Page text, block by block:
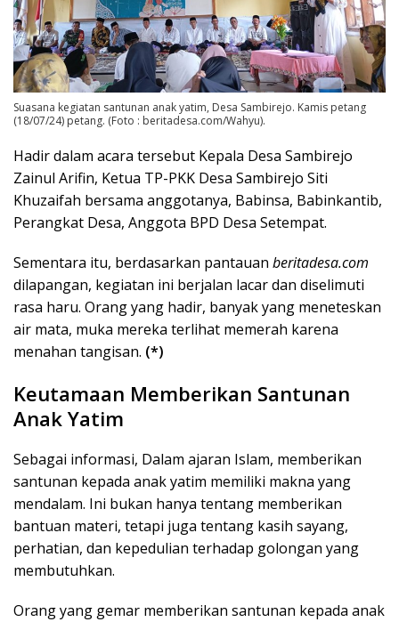
Suasana kegiatan santunan anak yatim, Desa Sambirejo. Kamis petang
(18/07/24) petang. (Foto : beritadesa.com/Wahyu).
Hadir dalam acara tersebut Kepala Desa Sambirejo
Zainul Arifin, Ketua TP-PKK Desa Sambirejo Siti
Khuzaifah bersama anggotanya, Babinsa, Babinkantib,
Perangkat Desa, Anggota BPD Desa Setempat.
Sementara itu, berdasarkan pantauan beritadesa.com
dilapangan, kegiatan ini berjalan lacar dan diselimuti
rasa haru. Orang yang hadir, banyak yang meneteskan
air mata, muka mereka terlihat memerah karena
menahan tangisan. (*)
Keutamaan Memberikan Santunan
Anak Yatim
Sebagai informasi, Dalam ajaran Islam, memberikan
santunan kepada anak yatim memiliki makna yang
mendalam. Ini bukan hanya tentang memberikan
bantuan materi, tetapi juga tentang kasih sayang,
perhatian, dan kepedulian terhadap golongan yang
membutuhkan.
Orang yang gemar memberikan santunan kepada anak